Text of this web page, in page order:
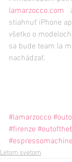
lamarzocco.com
stiahnuť iPhone
všetko o
sa bude team la
nachádzať.
#lamarzocco
#firenze
#espressomachine
Letom svetom